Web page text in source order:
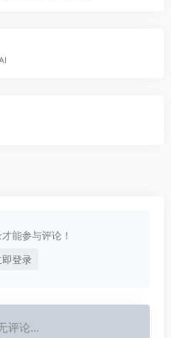
能参与评论！
即登录
评论...